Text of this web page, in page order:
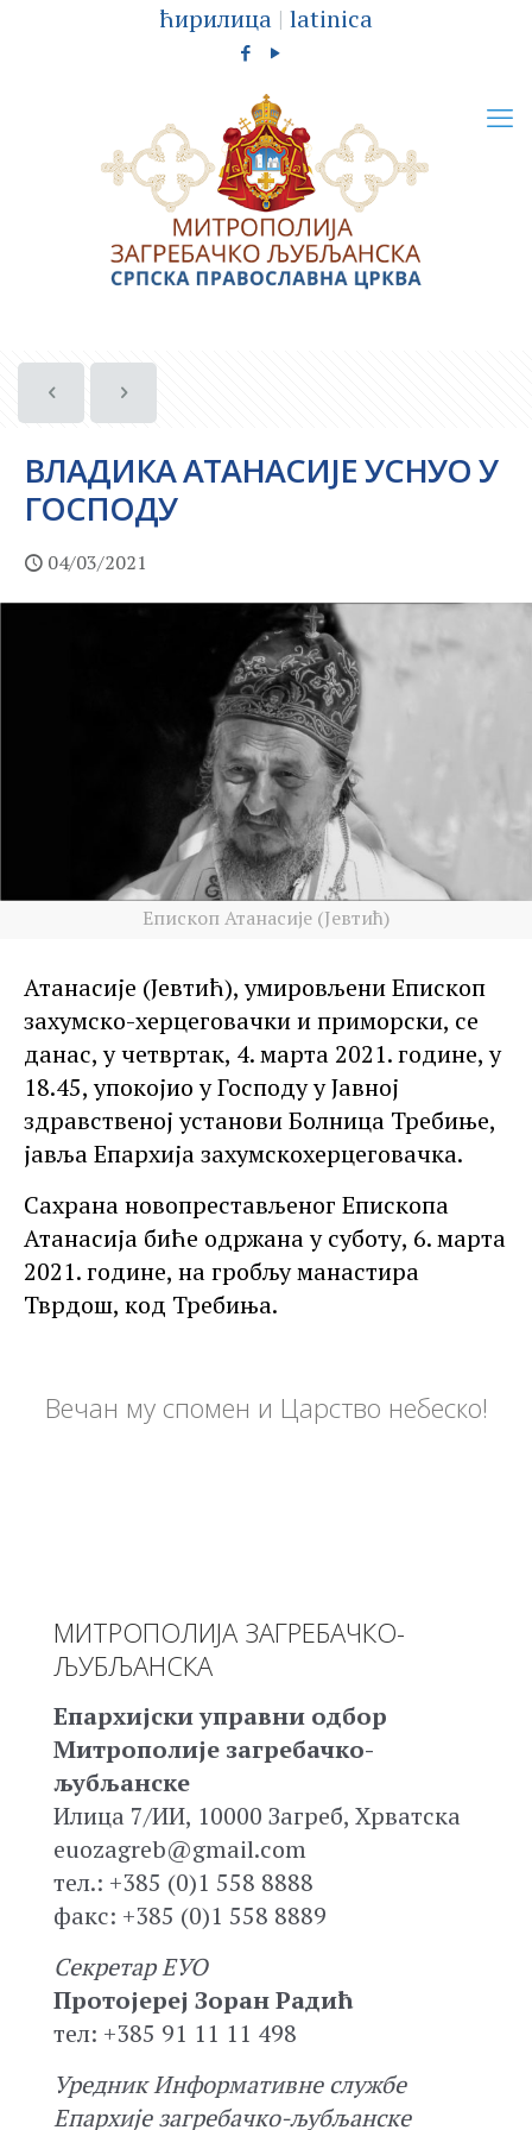
ћирилица | latinica
ВЛАДИКА АТАНАСИЈЕ УСНУО У
ГОСПОДУ
04/03/2021
Епископ Атанасије (Јевтић)
Атанасије (Јевтић), умировљени Епископ
захумско-херцеговачки и приморски, се
данас, у четвртак, 4. марта 2021. године, у
18.45, упокојио у Господу у Јавној
здравственој установи Болница Требиње,
јавља Епархија захумскохерцеговачка.
Сахрана новопрестављеног Епископа
Атанасија биће одржана у суботу, 6. марта
2021. године, на гробљу манастира
Тврдош, код Требиња.
Вечан му спомен и Царство небеско!
МИТРОПОЛИЈА ЗАГРЕБАЧКО-
ЉУБЉАНСКА
Епархијски управни одбор
Митрополије загребачко-
љубљанске
Илица 7/ИИ, 10000 Загреб, Хрватска
euozagreb@gmail.com
тел.: +385 (0)1 558 8888
факс: +385 (0)1 558 8889
Секретар ЕУО
Протојереј Зоран Радић
тел: +385 91 11 11 498
Уредник Информативне службе
Епархије загребачко-љубљанске